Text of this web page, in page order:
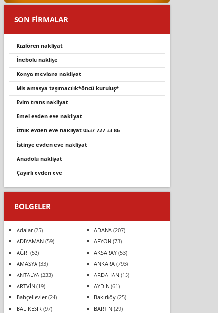
SON FİRMALAR
kizilören nakli̇yat
i̇nebolu nakli̇ye
konya mevlana nakliyat
mi̇s amasya taşimacilik*öncü kuruluş*
evi̇m trans nakli̇yat
emel evden eve nakliyat
i̇zni̇k evden eve nakli̇yat 0537 727 33 86
i̇stinye evden eve nakliyat
anadolu nakliyat
çayirli evden eve
BÖLGELER
Adalar(25) ADANA(207)
ADIYAMAN(59) AFYON(73)
AĞRI (52) AKSARAY(53)
AMASYA(33) ANKARA(793)
ANTALYA(233) ARDAHAN(15)
ARTVİN(19) AYDIN(61)
Bahçelievler(24) Bakırköy(25)
BALIKESİR (97) BARTIN(29)